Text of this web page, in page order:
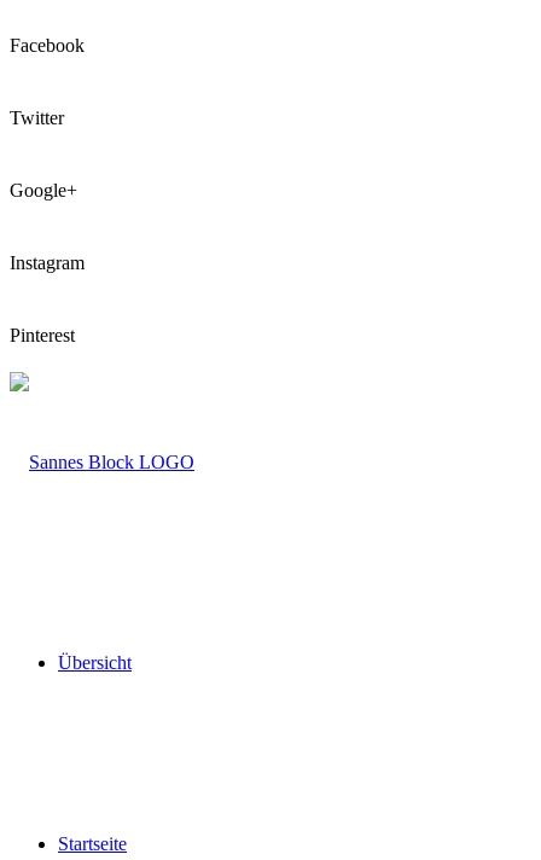
Facebook
Twitter
Google+
Instagram
Pinterest
LOGO
Übersicht
Startseite